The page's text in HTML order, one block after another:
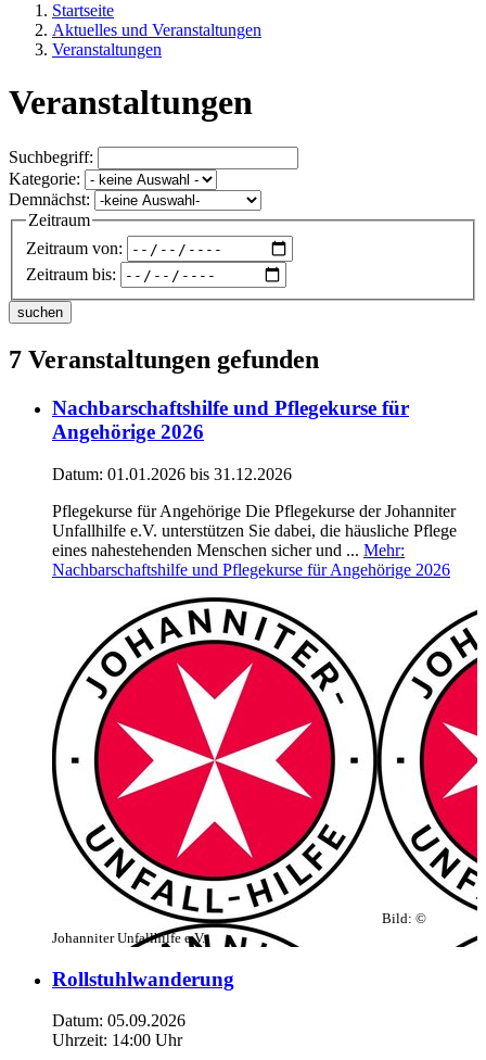
Startseite
Aktuelles und Veranstaltungen
Veranstaltungen
Veranstaltungen
Suchbegriff:
Kategorie:
Demnächst:
Zeitraum
Zeitraum von:
Zeitraum bis:
suchen
7 Veranstaltungen gefunden
Nachbarschaftshilfe und Pflegekurse für
Angehörige 2026
Datum: 01.01.2026 bis 31.12.2026
Pflegekurse für Angehörige Die Pflegekurse der Johanniter
Unfallhilfe e.V. unterstützen Sie dabei, die häusliche Pflege
eines nahestehenden Menschen sicher und ... Mehr:
Nachbarschaftshilfe und Pflegekurse für Angehörige 2026
Bild: ©
Johanniter Unfallhilfe e.V.
Rollstuhlwanderung
Datum: 05.09.2026
Uhrzeit: 14:00 Uhr